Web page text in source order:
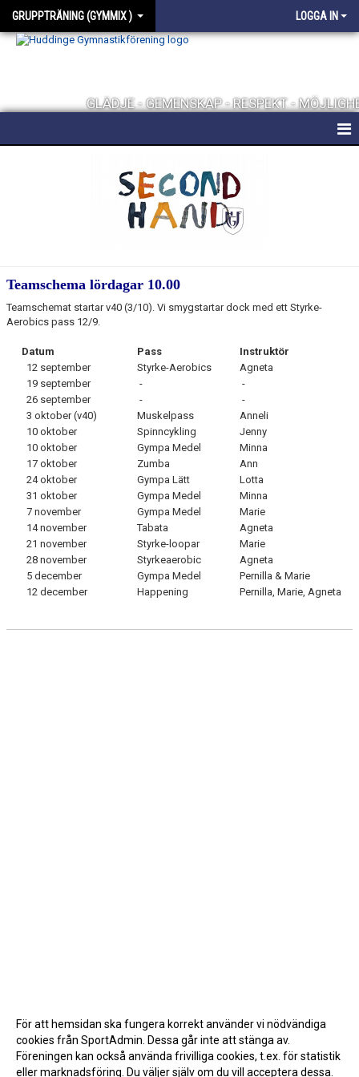
GRUPPTRÄNING (GYMMIX ) LOGGA IN
GLÄDJE - GEMENSKAP - RESPEKT -
INSTRUKTÖRER
VI SÖKER LEDARE
Teamschema lördagar 10.00
Teamschemat startar v40 (3/10). Vi smygstartar dock med ett Styrke-
Aerobics pass 12/9.
Datum Pass
Instruktör
12 september
Styrke-Aerobics
Agneta
19 september
-
-
26 september
-
-
3 oktober (v40)
Muskelpass
Anneli
10 oktober
Spinncykling
Jenny
10 oktober
Gympa Medel
Minna
17 oktober
Zumba
Ann
24 oktober
Gympa Lätt
Lotta
31 oktober
Gympa Medel
Minna
7 november
Gympa Medel
Marie
14 november
Tabata
Agneta
21 november
Styrke-loopar
Marie
28 november
Styrkeaerobic
Agneta
5 december
Gympa Medel
Pernilla & Marie
12 december
Happening Pernilla, Marie, Agneta
För att hemsidan ska fungera korrekt använder vi nödvändiga
cookies från SportAdmin. Dessa går inte att stänga av.
Föreningen kan också använda frivilliga cookies, t.ex. för statistik
eller marknadsföring. Du väljer själv om du vill acceptera dessa.